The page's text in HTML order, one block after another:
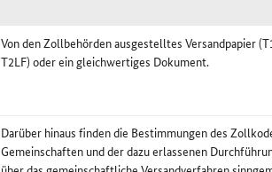
Von den Zollbehörden ausgestelltes Versandpapier
T2LF) oder ein gleichwertiges Dokument.
Darüber hinaus finden die Bestimmungen des
Gemeinschaften und der dazu erlassenen